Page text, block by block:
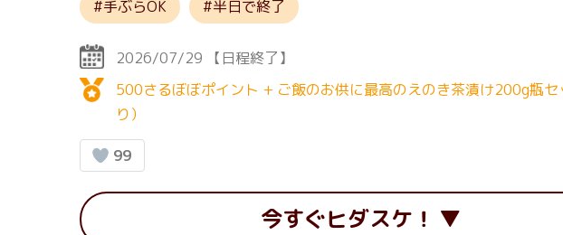
手ぶらOK 半日で終了
2026/07/29
【日程終了】
500さるぼぼポイント + ご飯のお供に最高のえのき茶漬け200g瓶
り）
99
今すぐヒダスケ！